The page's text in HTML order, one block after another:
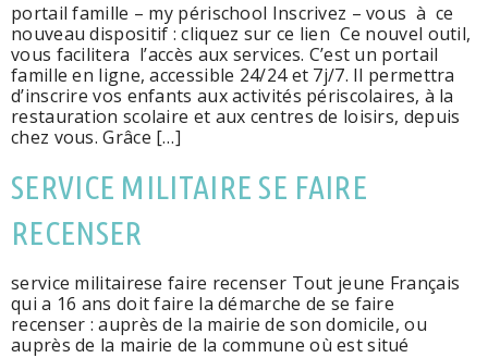
portail famille – my périschool Inscrivez – vous à ce
nouveau dispositif : cliquez sur ce lien Ce nouvel outil,
vous facilitera l’accès aux services. C’est un portail
famille en ligne, accessible 24/24 et 7j/7. Il permettra
d’inscrire vos enfants aux activités périscolaires, à la
restauration scolaire et aux centres de loisirs, depuis
chez vous. Grâce […]
SERVICE MILITAIRE SE FAIRE
RECENSER
service militairese faire recenser Tout jeune Français
qui a 16 ans doit faire la démarche de se faire
recenser : auprès de la mairie de son domicile, ou
auprès de la mairie de la commune où est situé